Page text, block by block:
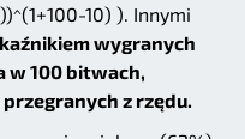
10) ). Innymi
wygranych
w 100 bitwach,
z rzędu.